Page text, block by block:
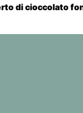
di cioccolato